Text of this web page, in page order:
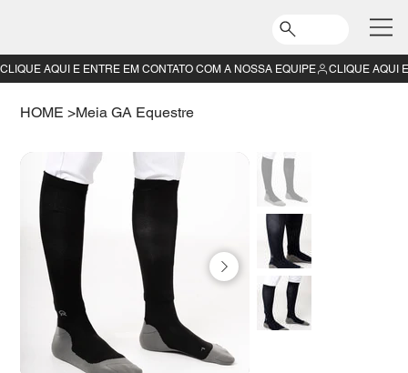
HOME >Meia GA Equestre
CLIQUE AQUI E ENTRE EM CONTATO COM A NOSSA EQUIPE